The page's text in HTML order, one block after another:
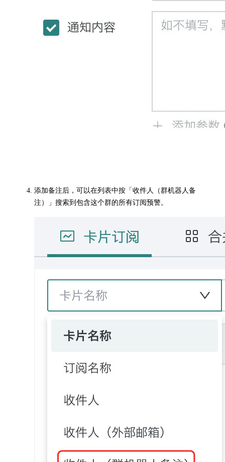
添加备注后，可以在列表中按「收件人（群机器人备
注）」搜索到包含这个群的所有订阅预警。